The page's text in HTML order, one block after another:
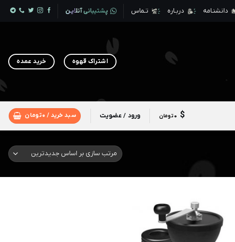
دانشنـامه دربـاره تـماس پشتیبانی آنلایـن
اشتراک قهوه خرید عمده
0تومان ورود / عضویت سبد خرید / 0تومان